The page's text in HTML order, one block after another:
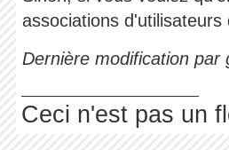
associations
Dernière modification par
Ceci n'est pas un